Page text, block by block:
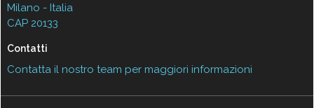
Milano - Italia
CAP 20133
Contatti
Contatta il nostro team per maggiori informazioni